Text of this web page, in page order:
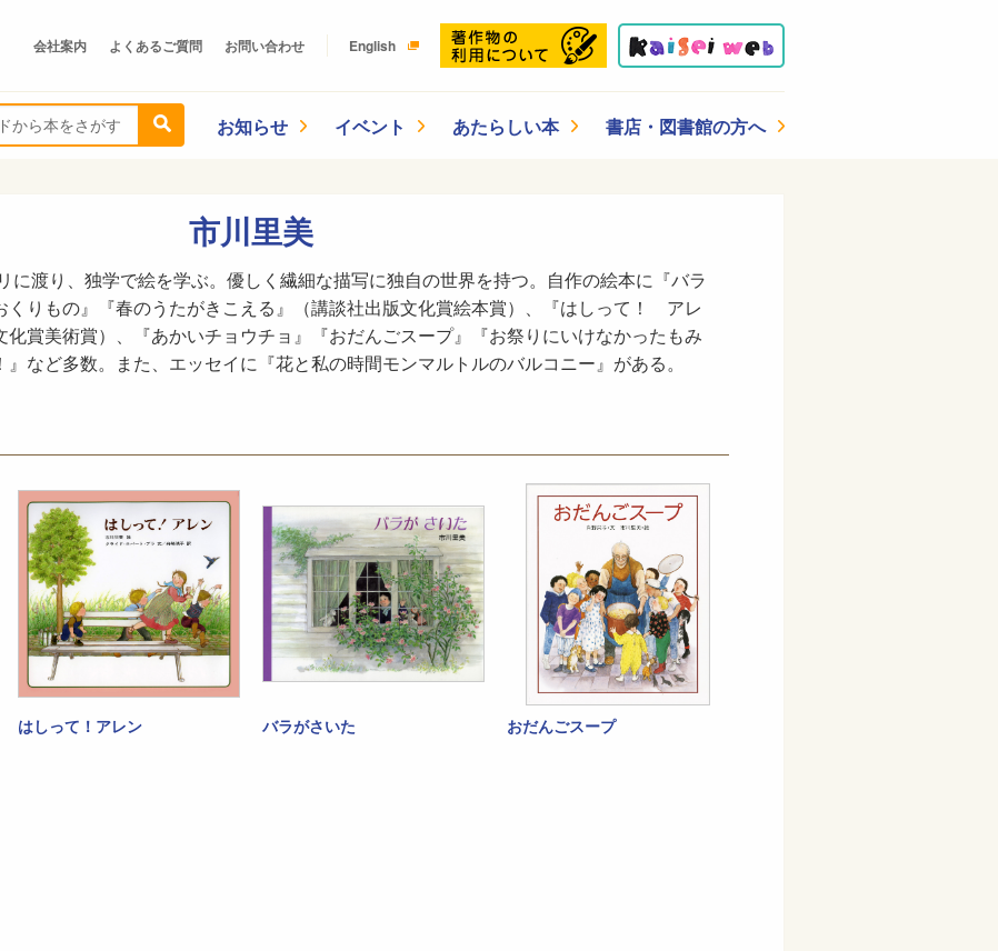
会社案内 よくあるご質問 お問い合わせ English
お知らせ イベント あたらしい本 書店・図書館の方へ
市川里美
に渡り、独学で絵を学ぶ。優しく繊細な描写に独自の世界を持つ。自作の絵本に『バラ
くりもの』『春のうたがきこえる』（講談社出版文化賞絵本賞）、『はしって！ アレ
化賞美術賞）、『あかいチョウチョ』『おだんごスープ』『お祭りにいけなかったもみ
など多数。また、エッセイに『花と私の時間モンマルトルのバルコニー』がある。
はしって！アレン バラがさいた おだんごスープ